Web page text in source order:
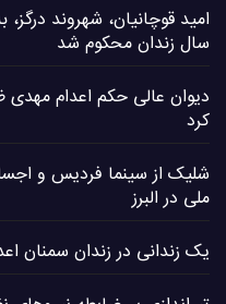
سال زندان محکوم شد
دیوان عالی حکم اعدام مهدی
کرد
شلیک از سینما فردیس و
ملی در البرز
یک زندانی در زندان سمنان